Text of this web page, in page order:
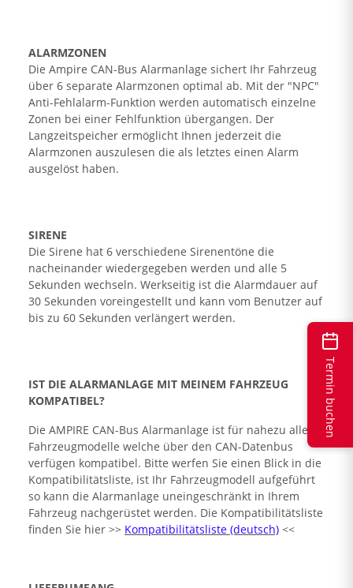
ALARMZONEN
Die Ampire CAN-Bus Alarmanlage sichert Ihr Fahrzeug
über 6 separate Alarmzonen optimal ab. Mit der "NPC"
Anti-Fehlalarm-Funktion werden automatisch einzelne
Zonen bei einer Fehlfunktion übergangen. Der
Langzeitspeicher ermöglicht Ihnen jederzeit die
Alarmzonen auszulesen die als letztes einen Alarm
ausgelöst haben.
SIRENE
Die Sirene hat 6 verschiedene Sirenentöne die
nacheinander wiedergegeben werden und alle 5
Sekunden wechseln. Werkseitig ist die Alarmdauer auf
30 Sekunden voreingestellt und kann vom Benutzer auf
bis zu 60 Sekunden verlängert werden.
IST DIE ALARMANLAGE MIT MEINEM FAHRZEUG
KOMPATIBEL?
Die AMPIRE CAN-Bus Alarmanlage ist für nahezu alle
Fahrzeugmodelle welche über den CAN-Datenbus
verfügen kompatibel. Bitte werfen Sie einen Blick in die
Kompatibilitätsliste, ist Ihr Fahrzeugmodell aufgeführt
so kann die Alarmanlage uneingeschränkt in Ihrem
Fahrzeug nachgerüstet werden. Die Kompatibilitätsliste
finden Sie hier >> Kompatibilitätsliste (deutsch) <<
Termin buchen